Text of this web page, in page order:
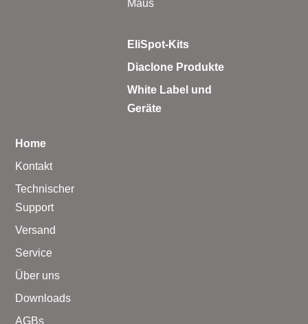
Maus
EliSpot-Kits
Diaclone Produkte
White Label und
Geräte
Home
Kontakt
Technischer
Support
Versand
Service
Über uns
Downloads
AGBs